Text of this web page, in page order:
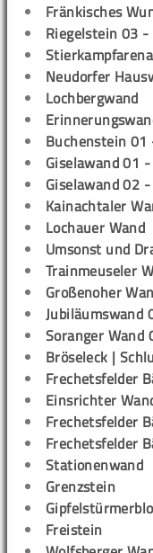
Fränkisches
Riegelstein 03
Stierkampfarena
Neudorfer
Lochbergwand
Buchenstein 01
Giselawand 01
Giselawand 02
Kainachtaler
Lochauer Wand
Umsonst und
Trainmeuseler
Großenoher
Jubiläumswand
Soranger Wand
Bröseleck |
Frechetsfelder
Einsrichter
Frechetsfelder
Frechetsfelder
Stationenwand
Grenzstein
Freistein